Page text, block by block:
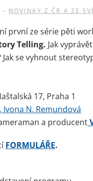
– NOVINKY Z ČR A ZE
první ze série pěti
Telling. Jak
se vyhnout
17, Praha 1
Ivona N. Remundová
a producent
FORMULÁŘE.